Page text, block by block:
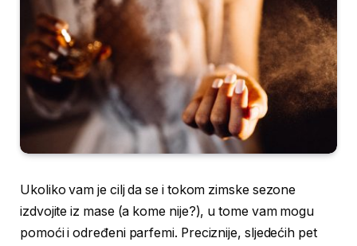
Ukoliko vam je cilj da se i tokom zimske sezone
izdvojite iz mase (a kome nije?), u tome vam mogu
pomoći i određeni parfemi. Preciznije, sljedećih pet